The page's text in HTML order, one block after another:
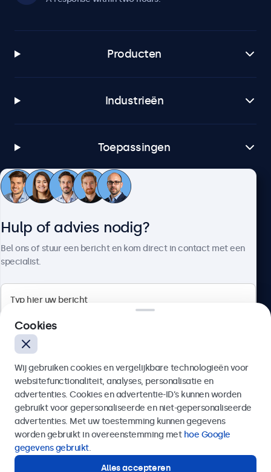
Producten
Industrieën
Toepassingen
Klantenservice
4.8/5 door 5000+ bedrijven
Nederlands
Hulp of advies nodig?
Bel ons of stuur een bericht en kom direct in contact met een
specialist.
Verzenden
Of bel ons op
Cookies
Wij gebruiken cookies en vergelijkbare technologieën voor
websitefunctionaliteit, analyses, personalisatie en
advertenties. Cookies en advertentie-ID’s kunnen worden
gebruikt voor gepersonaliseerde en niet-gepersonaliseerde
advertenties. Met uw toestemming kunnen gegevens
worden gebruikt in overeenstemming met hoe Google
gegevens gebruikt.
Alles accepteren